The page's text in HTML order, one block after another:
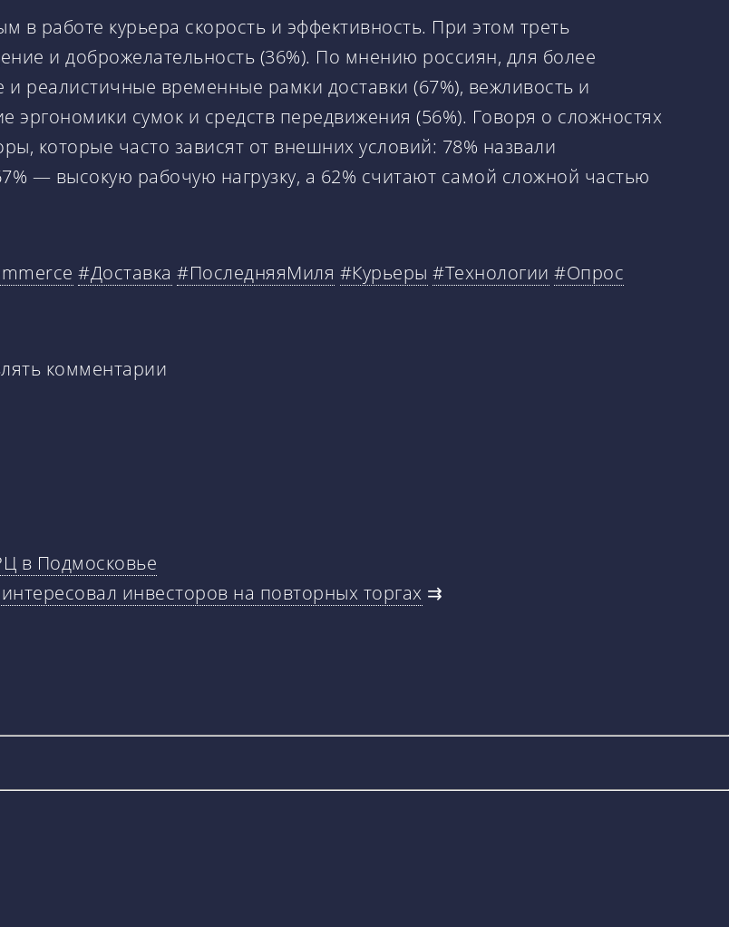
работе курьера скорость и эффективность. При этом треть
и доброжелательность (36%). По мнению россиян, для более
реалистичные временные рамки доставки (67%), вежливость и
эргономики сумок и средств передвижения (56%). Говоря о сложностях
которые часто зависят от внешних условий: 78% назвали
— высокую рабочую нагрузку, а 62% считают самой сложной частью
#Доставка #ПоследняяМиля #Курьеры #Технологии #Опрос
комментарии
в Подмосковье
инвесторов на повторных торгах ⇉